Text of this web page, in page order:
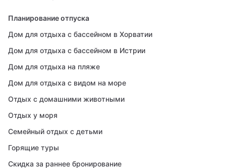
Планирование отпуска
Дом для отдыха с бассейном в Хорватии
Дом для отдыха с бассейном в Истрии
Дом для отдыха на пляже
Дом для отдыха с видом на море
Отдых с домашними животными
Отдых у моря
Семейный отдых с детьми
Горящие туры
Скидка за раннее бронирование